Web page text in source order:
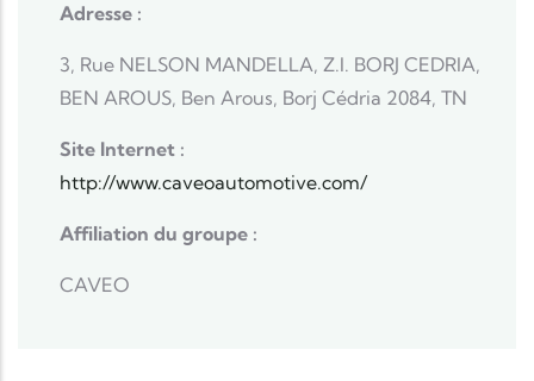
Adresse :
3, Rue NELSON MANDELLA, Z.I. BORJ CEDRIA,
BEN AROUS, Ben Arous, Borj Cédria 2084, TN
Site Internet :
http://www.caveoautomotive.com/
Affiliation du groupe :
CAVEO